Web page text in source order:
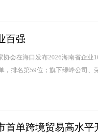
百强
会在海口发布2026海南省企
，排名第59位；旗下绿峰公司、
首单跨境贸易高水平